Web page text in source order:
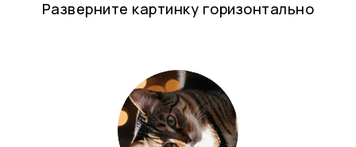
Разверните картинку горизонтально